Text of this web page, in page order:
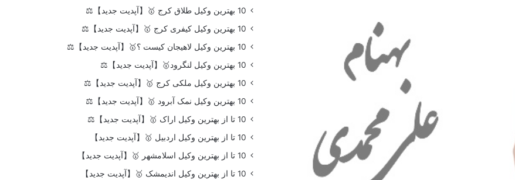
10 بهترین وکیل طلاق کرج 🥇【آپدیت جدید】⚖️
10 بهترین وکیل کیفری کرج 🥇【آپدیت جدید】⚖️
10 بهترین وکیل لاهیجان کیست ؟🥇【آپدیت جدید】⚖️
10 بهترین وکیل لنگرود🥇【آپدیت جدید】⚖️
10 بهترین وکیل ملکی کرج 🥇【آپدیت جدید】⚖️
10 بهترین وکیل نمک آبرود 🥇【آپدیت جدید】⚖️
10 تا از بهترین وکیل اراک 🥇【آپدیت جدید】⚖️
10 تا از بهترین وکیل اردبیل 🥇【آپدیت جدید】
10 تا از بهترین وکیل اسلامشهر 🥇【آپدیت جدید】
10 تا از بهترین وکیل اندیمشک 🥇【آپدیت جدید】